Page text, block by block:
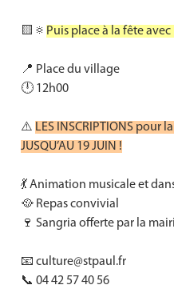
🟨🔅 Puis place à la fête avec
📍 Place du village
🕛 12h00
⚠️ LES INSCRIPTIONS pour
JUSQU’AU 19 JUIN !
💃 Animation musicale et
🥘 Repas convivial
🍷 Sangria offerte par la
📧 culture@stpaul.fr
📞 04 42 57 40 56